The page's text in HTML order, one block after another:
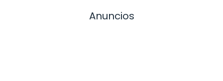
Anuncios